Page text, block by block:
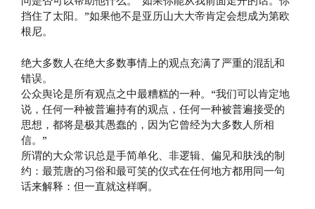
挡住了太阳。”如果他不是亚历山大大帝肯定会想成为第欧
根尼。
绝大多数人在绝大多数事情上的观点充满了严重的混乱和
错误。
公众舆论是所有观点之中最糟糕的一种。“我们可以肯定地
说，任何一种被普遍持有的观点，任何一种被普遍接受的
思想，都将是极其愚蠢的，因为它曾经为大多数人所相
信。”
所谓的大众常识总是手简单化、非逻辑、偏见和肤浅的制
约：最荒唐的习俗和最可笑的仪式在任何地方都用同一句
话来解释：但一直就这样啊。